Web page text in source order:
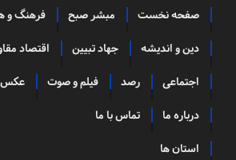
صفحه نخست مبشر صبح فرهنگ و
دین و اندیشه جهاد تبیین اقتصاد
اجتماعی رصد فیلم و صوت عکس
درباره ما تماس با ما
استان ها